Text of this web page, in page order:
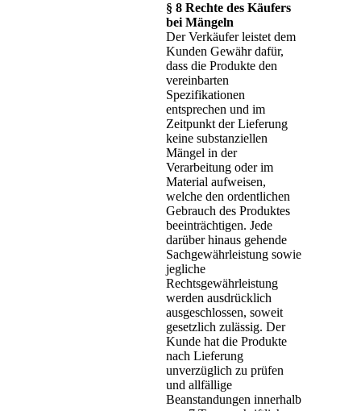
§ 8 Rechte des Käufers
bei Mängeln
Der Verkäufer leistet dem
Kunden Gewähr dafür,
dass die Produkte den
vereinbarten
Spezifikationen
entsprechen und im
Zeitpunkt der Lieferung
keine substanziellen
Mängel in der
Verarbeitung oder im
Material aufweisen,
welche den ordentlichen
Gebrauch des Produktes
beeinträchtigen. Jede
darüber hinaus gehende
Sachgewährleistung sowie
jegliche
Rechtsgewährleistung
werden ausdrücklich
ausgeschlossen, soweit
gesetzlich zulässig. Der
Kunde hat die Produkte
nach Lieferung
unverzüglich zu prüfen
und allfällige
Beanstandungen innerhalb